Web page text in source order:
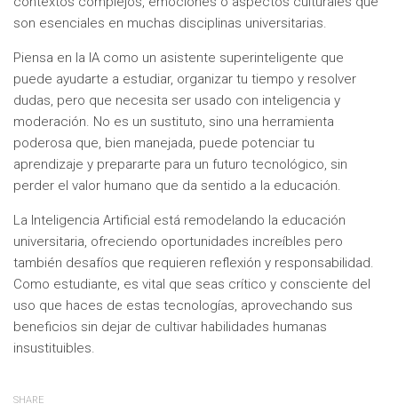
son esenciales en muchas disciplinas universitarias.
Piensa en la IA como un asistente superinteligente que
puede ayudarte a estudiar, organizar tu tiempo y resolver
dudas, pero que necesita ser usado con inteligencia y
moderación. No es un sustituto, sino una herramienta
poderosa que, bien manejada, puede potenciar tu
aprendizaje y prepararte para un futuro tecnológico, sin
perder el valor humano que da sentido a la educación.
La Inteligencia Artificial está remodelando la educación
universitaria, ofreciendo oportunidades increíbles pero
también desafíos que requieren reflexión y responsabilidad.
Como estudiante, es vital que seas crítico y consciente del
uso que haces de estas tecnologías, aprovechando sus
beneficios sin dejar de cultivar habilidades humanas
insustituibles.
SHARE